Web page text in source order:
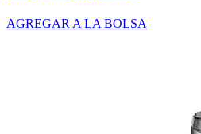
AGREGAR A LA BOLSA